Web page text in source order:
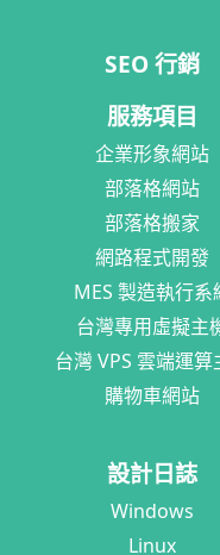
SEO 行銷
服務項目
企業形象網站
部落格網站
部落格搬家
網路程式開發
MES 製造執行系
台灣專用虛擬主
台灣 VPS 雲端運算
購物車網站
設計日誌
Windows
Linux